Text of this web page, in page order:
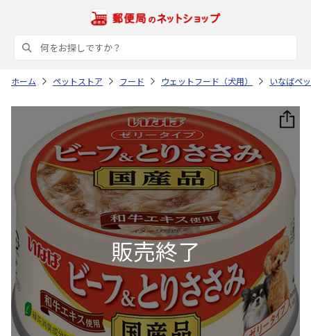
ホーム ペットストア フード ウェットフード（犬用） いなばペ